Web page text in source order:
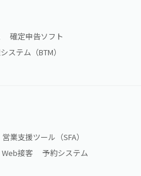
確定申告ソフト
ステム（BTM）
営業支援ツール（SFA）
Web接客
予約システム